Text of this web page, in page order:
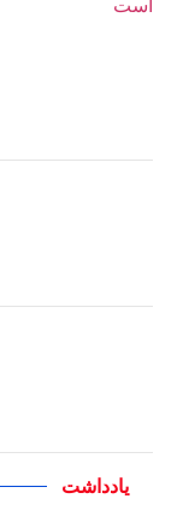
یادداشت